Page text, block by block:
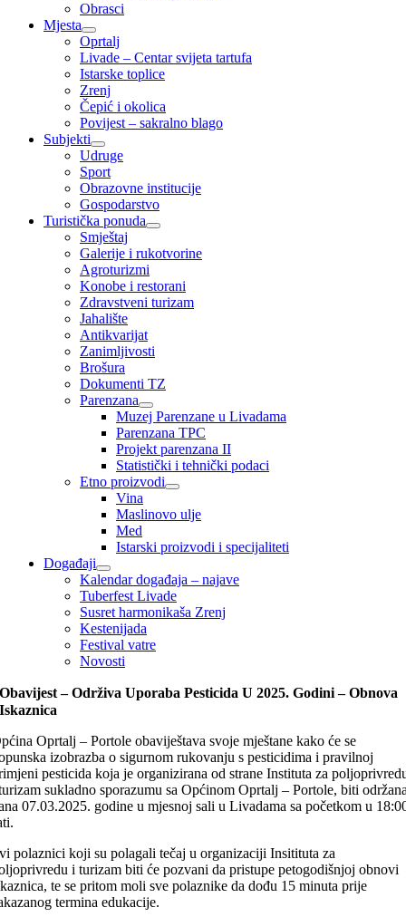
Obrasci
Mjesta
Oprtalj
Livade – Centar svijeta tartufa
Istarske toplice
Zrenj
Čepić i okolica
Povijest – sakralno blago
Subjekti
Udruge
Sport
Obrazovne institucije
Gospodarstvo
Turistička ponuda
Smještaj
Galerije i rukotvorine
Agroturizmi
Konobe i restorani
Zdravstveni turizam
Jahalište
Antikvarijat
Zanimljivosti
Brošura
Dokumenti TZ
Parenzana
Muzej Parenzane u Livadama
Parenzana TPC
Projekt parenzana II
Statistički i tehnički podaci
Etno proizvodi
Vina
Maslinovo ulje
Med
Istarski proizvodi i specijaliteti
Događaji
Kalendar događaja – najave
Tuberfest Livade
Susret harmonikaša Zrenj
Kestenijada
Festival vatre
Novosti
Obavijest – Održiva Uporaba Pesticida U 2025. Godini – Obnova
Iskaznica
Oprtalj – Portole obaviještava svoje mještane kako će se
izobrazba o sigurnom rukovanju s pesticidima i pravilnoj
pesticida koja je organizirana od strane Instituta za
sukladno sporazumu sa Općinom Oprtalj – Portole, biti
07.03.2025. godine u mjesnoj sali u Livadama sa početkom u
polaznici koji su polagali tečaj u organizaciji Insitituta za
i turizam biti će pozvani da pristupe petogodišnjoj obnovi
te se pritom moli sve polaznike da dođu 15 minuta prije
termina edukacije.